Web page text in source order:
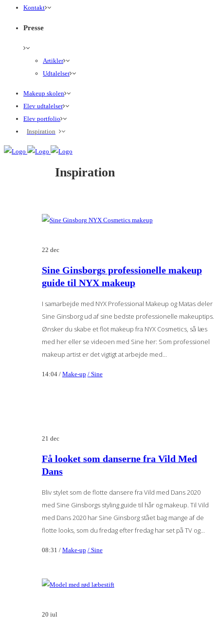
Kontakt
Presse
Artikler
Udtalelser
Makeup skolen
Elev udtalelser
Elev portfolio
Inspiration
Inspiration
22 dec
Sine Ginsborgs professionelle makeup
guide til NYX makeup
I samarbejde med NYX Professional Makeup og Matas deler
Sine Ginsborg ud af sine bedste professionelle makeuptips.
Ønsker du skabe et flot makeup fra NYX Cosmetics, så læs
med her eller se videoen med Sine her: Som professionel
makeup artist er det vigtigt at arbejde med...
14:04 / Make-up / Sine
21 dec
Få looket som danserne fra Vild Med
Dans
Bliv stylet som de flotte dansere fra Vild med Dans 2020
med Sine Ginsborgs styling guide til hår og makeup. Til Vild
med Dans 2020 har Sine Ginsborg stået bag mange af de
flotte looks, som du fredag efter fredag har set på TV og...
08:31 / Make-up / Sine
20 jul